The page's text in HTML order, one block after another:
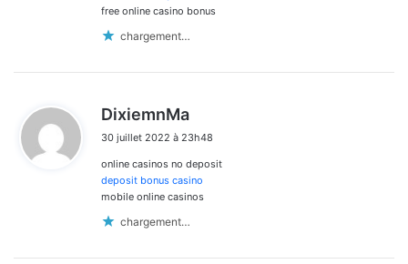
free online casino bonus
chargement…
DixiemnMa
t
:
30 juillet 2022 à 23h48
online casinos no deposit
deposit bonus casino
mobile online casinos
chargement…